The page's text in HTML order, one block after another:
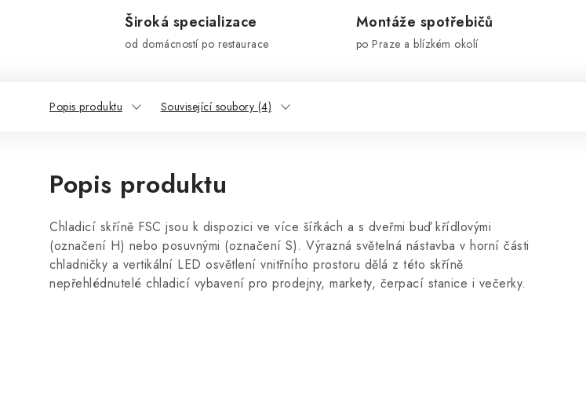
Široká specializace
od domácností po restaurace
Montáže spotřebičů
po Praze a blízkém okolí
Popis produktu Související soubory (4)
Popis produktu
Chladicí skříně FSC jsou k dispozici ve více šířkách a s dveřmi buď křídlovými
(označení H) nebo posuvnými (označení S). Výrazná světelná nástavba v horní části
chladničky a vertikální LED osvětlení vnitřního prostoru dělá z této skříně
nepřehlédnutelé chladicí vybavení pro prodejny, markety, čerpací stanice i večerky.